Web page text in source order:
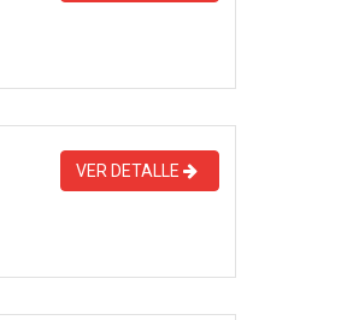
VER DETALLE